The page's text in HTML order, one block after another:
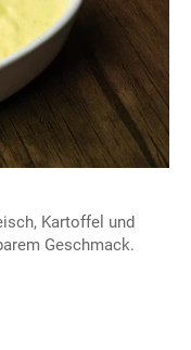
Kartoffel und
Geschmack.